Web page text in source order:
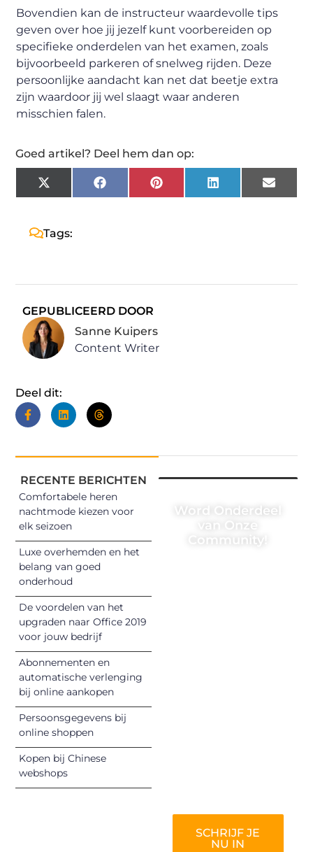
Bovendien kan de instructeur waardevolle tips
geven over hoe jij jezelf kunt voorbereiden op
specifieke onderdelen van het examen, zoals
bijvoorbeeld parkeren of snelweg rijden. Deze
persoonlijke aandacht kan net dat beetje extra
zijn waardoor jij wel slaagt waar anderen
misschien falen.
Goed artikel? Deel hem dan op:
X
(Twitter)
FacebookPinterestLinkedIn Email
Tags:
GEPUBLICEERD DOOR
Sanne Kuipers
Content Writer
Deel dit:
RECENTE BERICHTEN
Comfortabele heren
nachtmode kiezen voor
elk seizoen
Luxe overhemden en het
belang van goed
onderhoud
De voordelen van het
upgraden naar Office 2019
voor jouw bedrijf
Abonnementen en
automatische verlenging
bij online aankopen
Persoonsgegevens bij
online shoppen
Kopen bij Chinese
webshops
Word Onderdeel
van Onze
Community!
SCHRIJF JE
NU IN